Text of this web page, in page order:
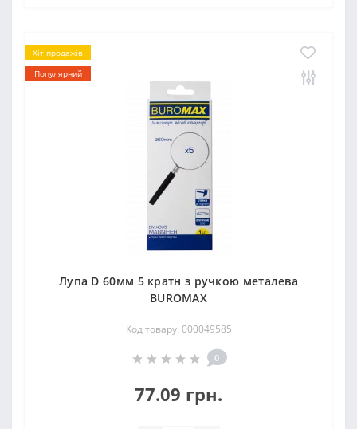
Хіт продажів
Популярний
Лупа D 60мм 5 кратн з ручкою металева
BUROMAX
Код товару: 000049585
0
77.09 грн.